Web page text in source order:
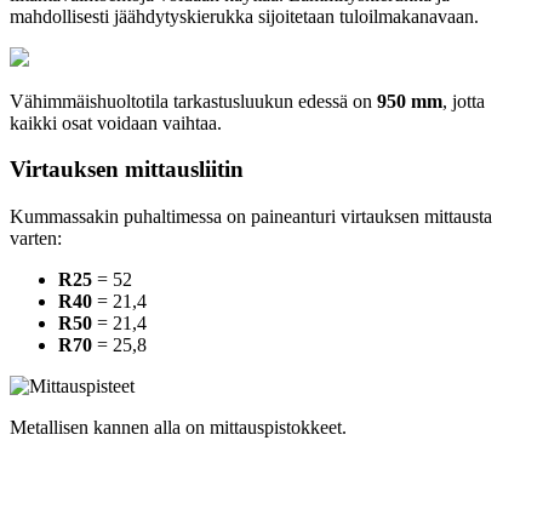
mahdollisesti jäähdytyskierukka sijoitetaan tuloilmakanavaan.
Vähimmäishuoltotila tarkastusluukun edessä on 950 mm, jotta
kaikki osat voidaan vaihtaa.
Virtauksen mittausliitin
Kummassakin puhaltimessa on paineanturi virtauksen mittausta
varten:
R25 = 52
R40 = 21,4
R50 = 21,4
R70 = 25,8
Metallisen kannen alla on mittauspistokkeet.